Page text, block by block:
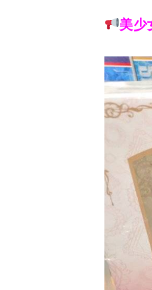
美少